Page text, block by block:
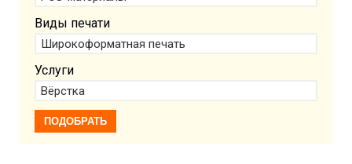
Виды печати
Услуги